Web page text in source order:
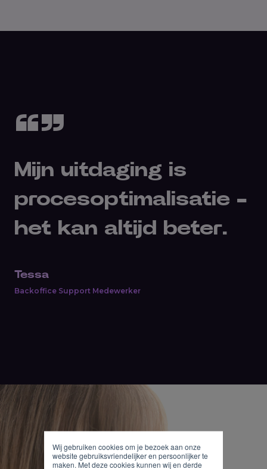
Wij gebruiken cookies om je bezoek aan onze
website gebruiksvriendelijker en persoonlijker te
maken. Met deze cookies kunnen wij en derde
“”
Mijn uitdaging is
procesoptimalisatie -
het kan altijd beter.
Tessa
Backoffice Support Medewerker